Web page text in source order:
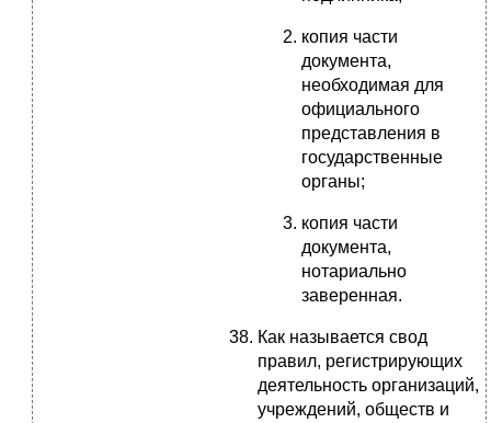
копия части
документа,
необходимая для
официального
представления в
государственные
органы;
копия части
документа,
нотариально
заверенная.
Как называется свод
правил, регистрирующих
деятельность организаций,
учреждений, обществ и